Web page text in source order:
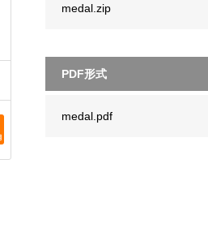
medal.zip
PDF形式
medal.pdf